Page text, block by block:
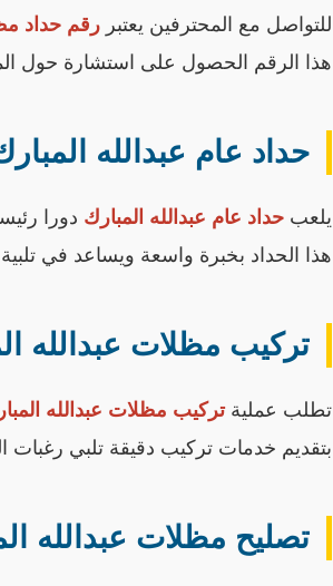
للتواصل مع المحترفين يعتبر رقم حداد
هذا الرقم الحصول على استشارة حول
حداد عام عبدالله
يلعب حداد عام عبدالله المبارك دورا
هذا الحداد بخبرة واسعة ويساعد في
تركيب مظلات عبدالله
تطلب عمليةتركيب مظلات عبدالله
بتقديم خدمات تركيب دقيقة تلبي رغبات
تصليح مظلات عبدالله